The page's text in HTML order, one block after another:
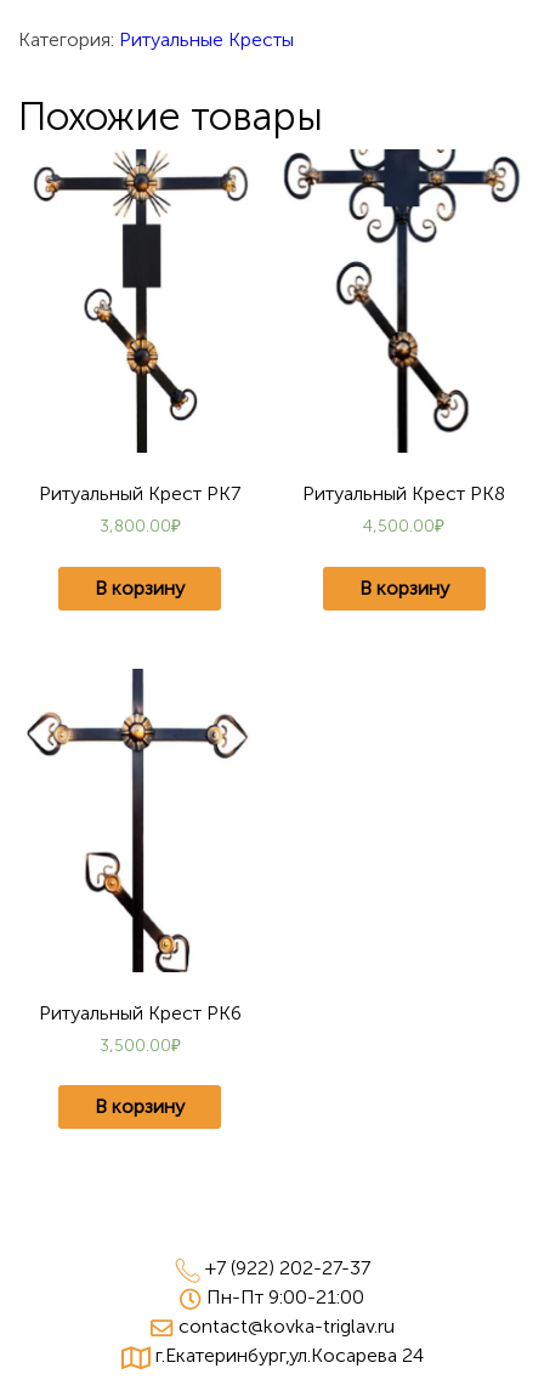
Категория: Ритуальные Кресты
Похожие товары
Ритуальный Крест РК7
3,800.00₽
В корзину
Ритуальный Крест РК8
4,500.00₽
В корзину
Ритуальный Крест РК6
3,500.00₽
В корзину
записям
+7 (922) 202-27-37
Пн-Пт 9:00-21:00
contact@kovka-triglav.ru
г.Екатеринбург,ул.Косарева 24